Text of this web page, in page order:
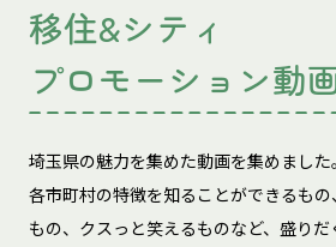
移住&シティ
プロモーション動
埼玉県の魅力を集めた動画を集めました。
各市町村の特徴を知ることができるも
もの、 クスっと笑えるものなど、盛りだ